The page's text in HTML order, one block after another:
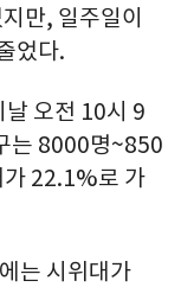
만, 일주일이
었다.
날 오전 10시 9
는 8000명~850
가 22.1%로 가
는 시위대가